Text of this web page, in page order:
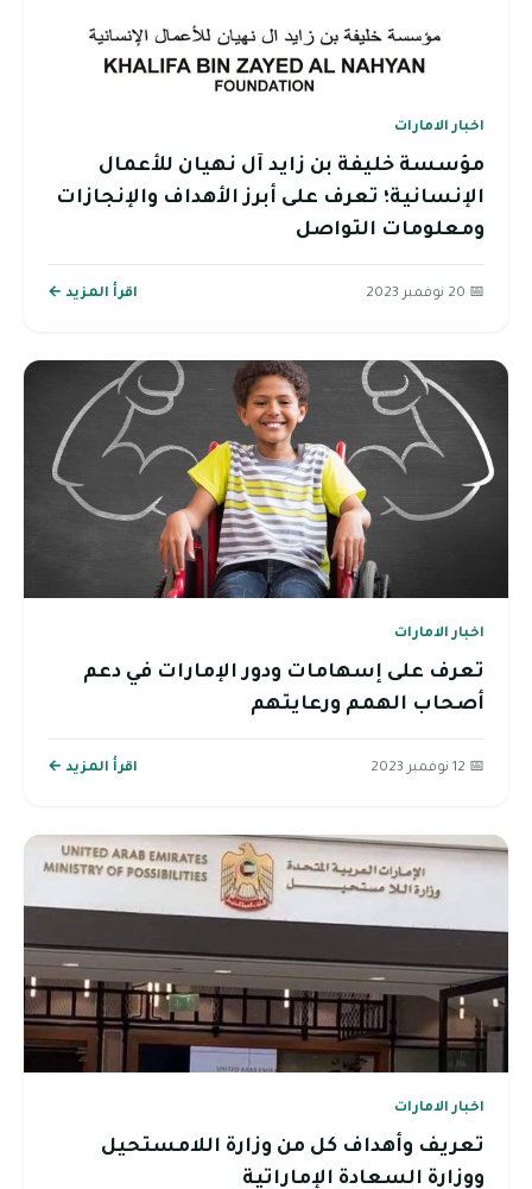
اخبار الامارات
مؤسسة خليفة بن زايد آل نهيان للأعمال
الإنسانية؛ تعرف على أبرز الأهداف والإنجازات
ومعلومات التواصل
📅 20 نوفمبر 2023 اقرأ المزيد ←
اخبار الامارات
تعرف على إسهامات ودور الإمارات في دعم
أصحاب الهمم ورعايتهم
📅 12 نوفمبر 2023 اقرأ المزيد ←
اخبار الامارات
تعريف وأهداف كل من وزارة اللامستحيل
ووزارة السعادة الإماراتية